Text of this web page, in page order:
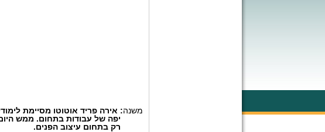
משנה: אירה פריד אוטוטו מסיימת
יפה של עבודות בתחום. ממש
רק בתחום עיצוב הפנים.